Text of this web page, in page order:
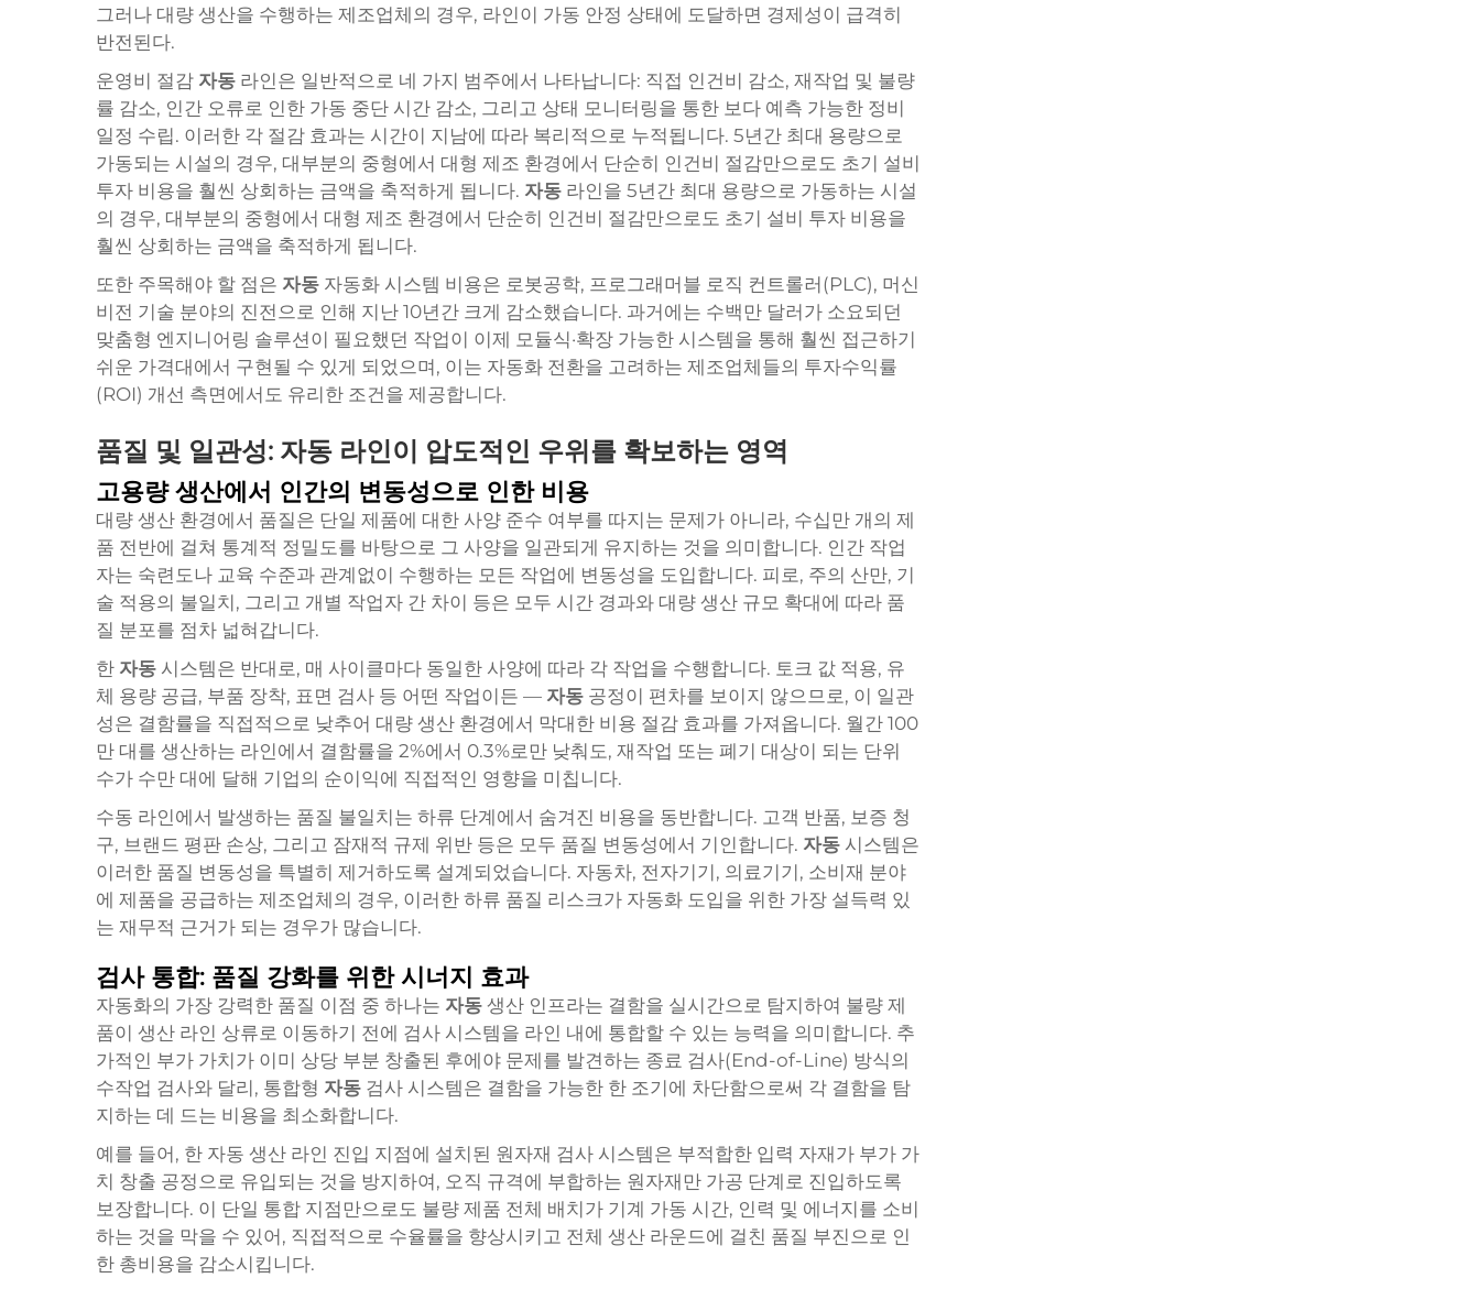
그러나 대량 생산을 수행하는 제조업체의 경우, 라인이 가동 안정 상태에 도달하면 경제성이 급격히
반전된다.
운영비 절감 자동 라인은 일반적으로 네 가지 범주에서 나타납니다: 직접 인건비 감소, 재작업 및 불량
률 감소, 인간 오류로 인한 가동 중단 시간 감소, 그리고 상태 모니터링을 통한 보다 예측 가능한 정비
일정 수립. 이러한 각 절감 효과는 시간이 지남에 따라 복리적으로 누적됩니다. 5년간 최대 용량으로
가동되는 시설의 경우, 대부분의 중형에서 대형 제조 환경에서 단순히 인건비 절감만으로도 초기 설비
투자 비용을 훨씬 상회하는 금액을 축적하게 됩니다. 자동 라인을 5년간 최대 용량으로 가동하는 시설
의 경우, 대부분의 중형에서 대형 제조 환경에서 단순히 인건비 절감만으로도 초기 설비 투자 비용을
훨씬 상회하는 금액을 축적하게 됩니다.
또한 주목해야 할 점은 자동 자동화 시스템 비용은 로봇공학, 프로그래머블 로직 컨트롤러(PLC), 머신
비전 기술 분야의 진전으로 인해 지난 10년간 크게 감소했습니다. 과거에는 수백만 달러가 소요되던
맞춤형 엔지니어링 솔루션이 필요했던 작업이 이제 모듈식·확장 가능한 시스템을 통해 훨씬 접근하기
쉬운 가격대에서 구현될 수 있게 되었으며, 이는 자동화 전환을 고려하는 제조업체들의 투자수익률
(ROI) 개선 측면에서도 유리한 조건을 제공합니다.
품질 및 일관성: 자동 라인이 압도적인 우위를 확보하는 영역
고용량 생산에서 인간의 변동성으로 인한 비용
대량 생산 환경에서 품질은 단일 제품에 대한 사양 준수 여부를 따지는 문제가 아니라, 수십만 개의 제
품 전반에 걸쳐 통계적 정밀도를 바탕으로 그 사양을 일관되게 유지하는 것을 의미합니다. 인간 작업
자는 숙련도나 교육 수준과 관계없이 수행하는 모든 작업에 변동성을 도입합니다. 피로, 주의 산만, 기
술 적용의 불일치, 그리고 개별 작업자 간 차이 등은 모두 시간 경과와 대량 생산 규모 확대에 따라 품
질 분포를 점차 넓혀갑니다.
한 자동 시스템은 반대로, 매 사이클마다 동일한 사양에 따라 각 작업을 수행합니다. 토크 값 적용, 유
체 용량 공급, 부품 장착, 표면 검사 등 어떤 작업이든 — 자동 공정이 편차를 보이지 않으므로, 이 일관
성은 결함률을 직접적으로 낮추어 대량 생산 환경에서 막대한 비용 절감 효과를 가져옵니다. 월간 100
만 대를 생산하는 라인에서 결함률을 2%에서 0.3%로만 낮춰도, 재작업 또는 폐기 대상이 되는 단위
수가 수만 대에 달해 기업의 순이익에 직접적인 영향을 미칩니다.
수동 라인에서 발생하는 품질 불일치는 하류 단계에서 숨겨진 비용을 동반합니다. 고객 반품, 보증 청
구, 브랜드 평판 손상, 그리고 잠재적 규제 위반 등은 모두 품질 변동성에서 기인합니다. 자동 시스템은
이러한 품질 변동성을 특별히 제거하도록 설계되었습니다. 자동차, 전자기기, 의료기기, 소비재 분야
에 제품을 공급하는 제조업체의 경우, 이러한 하류 품질 리스크가 자동화 도입을 위한 가장 설득력 있
는 재무적 근거가 되는 경우가 많습니다.
검사 통합: 품질 강화를 위한 시너지 효과
자동화의 가장 강력한 품질 이점 중 하나는 자동 생산 인프라는 결함을 실시간으로 탐지하여 불량 제
품이 생산 라인 상류로 이동하기 전에 검사 시스템을 라인 내에 통합할 수 있는 능력을 의미합니다. 추
가적인 부가 가치가 이미 상당 부분 창출된 후에야 문제를 발견하는 종료 검사(End-of-Line) 방식의
수작업 검사와 달리, 통합형 자동 검사 시스템은 결함을 가능한 한 조기에 차단함으로써 각 결함을 탐
지하는 데 드는 비용을 최소화합니다.
예를 들어, 한 자동 생산 라인 진입 지점에 설치된 원자재 검사 시스템은 부적합한 입력 자재가 부가 가
치 창출 공정으로 유입되는 것을 방지하여, 오직 규격에 부합하는 원자재만 가공 단계로 진입하도록
보장합니다. 이 단일 통합 지점만으로도 불량 제품 전체 배치가 기계 가동 시간, 인력 및 에너지를 소비
하는 것을 막을 수 있어, 직접적으로 수율률을 향상시키고 전체 생산 라운드에 걸친 품질 부진으로 인
한 총비용을 감소시킵니다.